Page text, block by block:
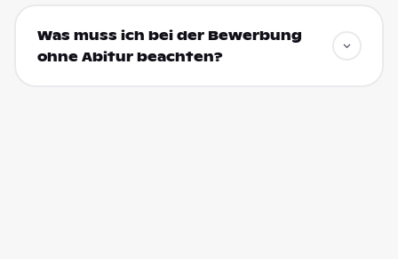
Was muss ich bei der Bewerbung
ohne Abitur beachten?